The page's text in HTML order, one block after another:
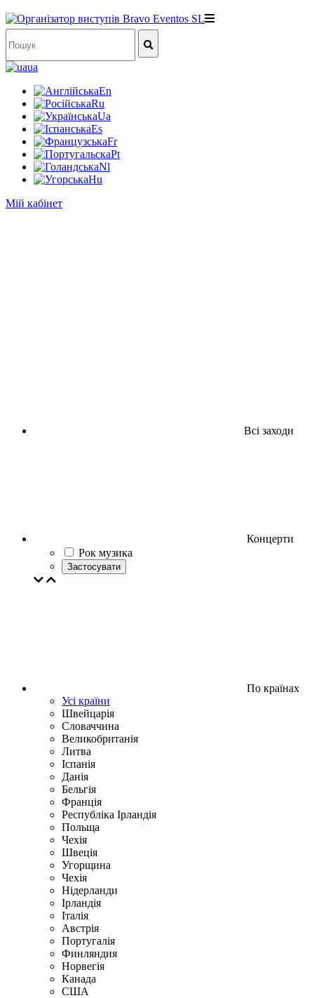
ua
En
Ru
Ua
Es
Fr
Pt
Nl
Hu
Мій кабінет
Всі заходи
Концерти
Рок музика
Застосувати
По країнах
Усі країни
Швейцарія
Словаччина
Великобританія
Литва
Іспанія
Данія
Бельгія
Франція
Республіка Ірландія
Польща
Чехія
Швецiя
Угорщина
Чехія
Нідерланди
Iрландія
Iталiя
Австрія
Португалія
Финляндия
Норвегія
Канада
США